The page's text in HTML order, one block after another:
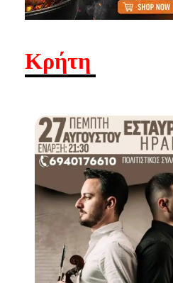
Κρήτη